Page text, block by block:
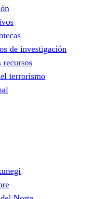
de investigación
recursos
terrorismo